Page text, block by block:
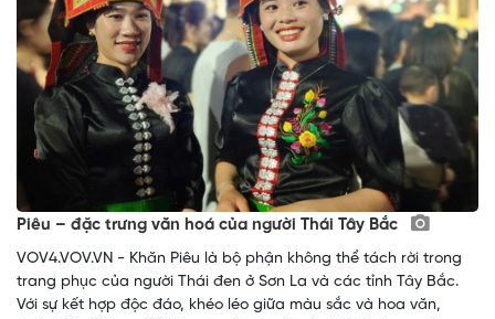
Piêu – đặc trưng văn hoá của người Thái Tây Bắc
VOV4.VOV.VN - Khăn Piêu là bộ phận không thể tách rời trong
trang phục của người Thái đen ở Sơn La và các tỉnh Tây Bắc.
Với sự kết hợp độc đáo, khéo léo giữa màu sắc và hoa văn,